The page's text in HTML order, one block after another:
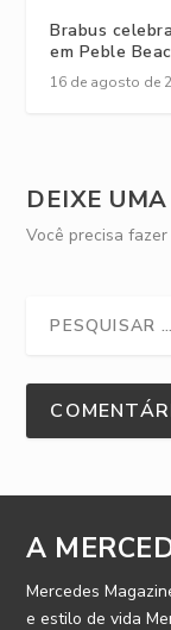
Brabus
em Peble
16 de agosto de
DEIXE
Você precisa
A
Mercedes
e estilo de vida